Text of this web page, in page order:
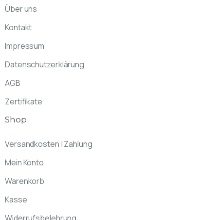
Über uns
Kontakt
Impressum
Datenschutzerklärung
AGB
Zertifikate
Shop
Versandkosten | Zahlung
Mein Konto
Warenkorb
Kasse